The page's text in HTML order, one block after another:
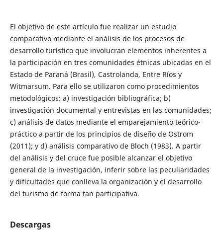
El objetivo de este artículo fue realizar un estudio
comparativo mediante el análisis de los procesos de
desarrollo turístico que involucran elementos inherentes a
la participación en tres comunidades étnicas ubicadas en el
Estado de Paraná (Brasil), Castrolanda, Entre Ríos y
Witmarsum. Para ello se utilizaron como procedimientos
metodológicos: a) investigación bibliográfica; b)
investigación documental y entrevistas en las comunidades;
c) análisis de datos mediante el emparejamiento teórico-
práctico a partir de los principios de diseño de Ostrom
(2011); y d) análisis comparativo de Bloch (1983). A partir
del análisis y del cruce fue posible alcanzar el objetivo
general de la investigación, inferir sobre las peculiaridades
y dificultades que conlleva la organización y el desarrollo
del turismo de forma tan participativa.
Descargas